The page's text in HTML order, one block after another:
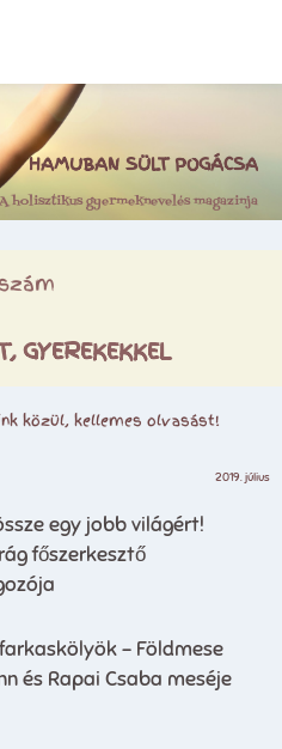
HAMUBAN SÜLT POGÁCSA
A holisztikus gyermeknevelés magazinja
GYEREKEKKEL
közül, kellemes olvasást!
2019. július
egy jobb világért!
főszerkesztő
– Földmese
és Rapai Csaba meséje